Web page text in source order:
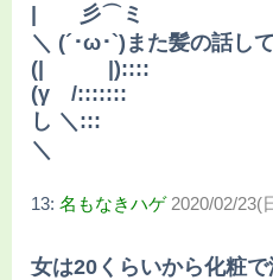
| 彡⌒ミ
＼ (´･ω･`)また髪の話し
(| |)::::
(γ /:::::::
し ＼:::
＼
13: 名もなきハゲ 2020/02/23(
女は20くらいから化粧